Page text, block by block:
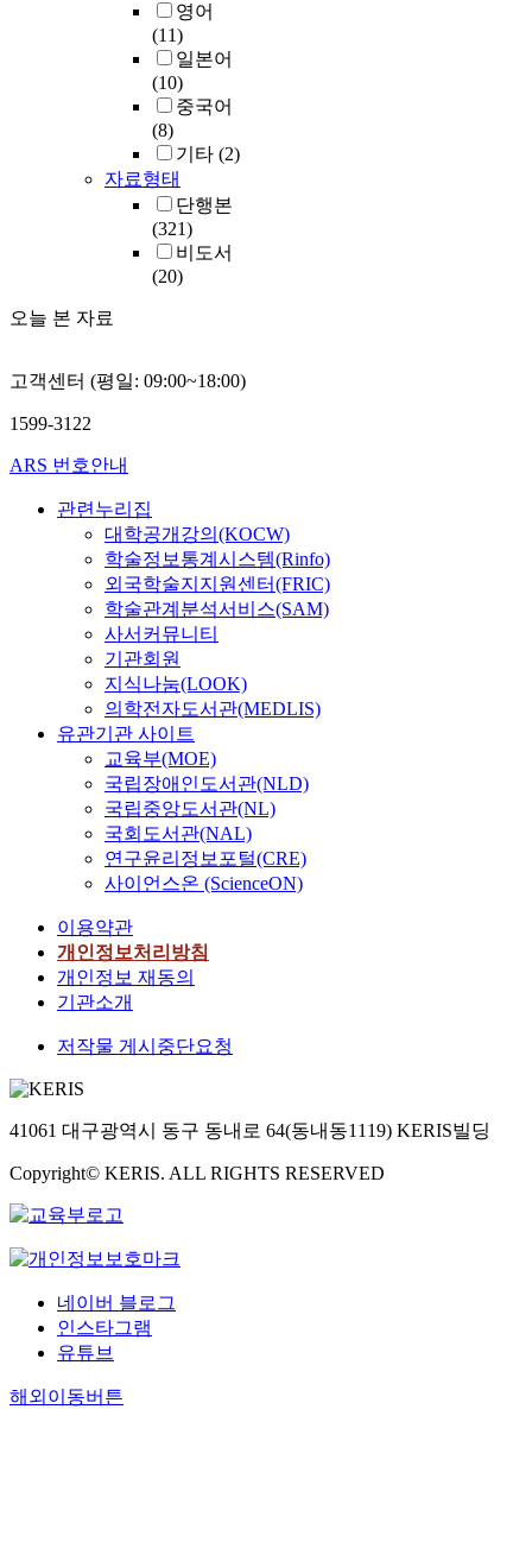
영어
(11)
일본어
(10)
중국어
(8)
기타 (2)
자료형태
단행본
(321)
비도서
(20)
오늘 본 자료
고객센터 (평일: 09:00~18:00)
1599-3122
ARS 번호안내
관련누리집
대학공개강의(KOCW)
학술정보통계시스템(Rinfo)
외국학술지지원센터(FRIC)
학술관계분석서비스(SAM)
사서커뮤니티
기관회원
지식나눔(LOOK)
의학전자도서관(MEDLIS)
유관기관 사이트
교육부(MOE)
국립장애인도서관(NLD)
국립중앙도서관(NL)
국회도서관(NAL)
연구윤리정보포털(CRE)
사이언스온 (ScienceON)
이용약관
개인정보처리방침
개인정보 재동의
기관소개
저작물 게시중단요청
41061 대구광역시 동구 동내로 64(동내동1119) KERIS빌딩
Copyright© KERIS. ALL RIGHTS RESERVED
네이버 블로그
인스타그램
유튜브
해외이동버튼